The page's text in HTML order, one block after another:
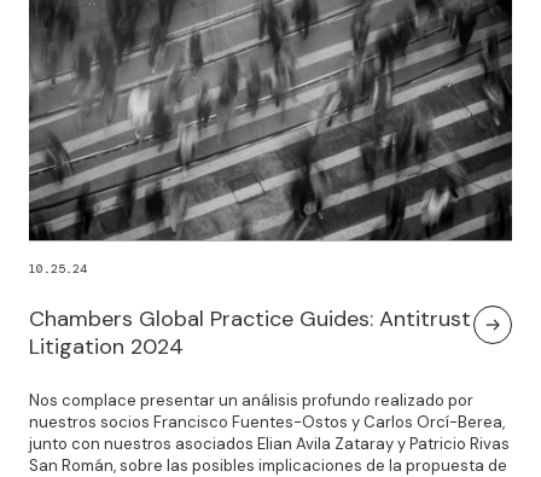
10.25.24
Chambers Global Practice Guides: Antitrust
Litigation 2024
Nos complace presentar un análisis profundo realizado por
nuestros socios Francisco Fuentes-Ostos y Carlos Orcí-Berea,
junto con nuestros asociados Elian Avila Zataray y Patricio Rivas
San Román, sobre las posibles implicaciones de la propuesta de